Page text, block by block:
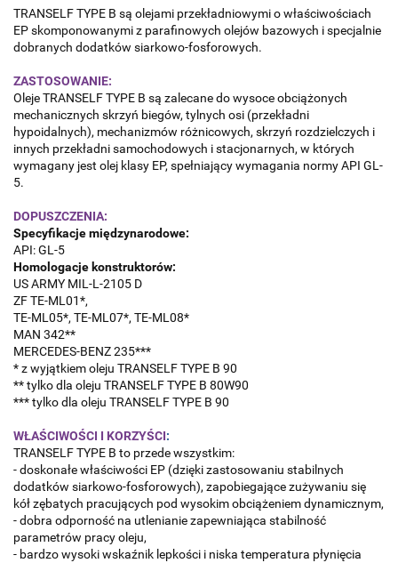
TRANSELF TYPE B są olejami przekładniowymi o właściwościach
EP skomponowanymi z parafinowych olejów bazowych i specjalnie
dobranych dodatków siarkowo-fosforowych.
ZASTOSOWANIE:
Oleje TRANSELF TYPE B są zalecane do wysoce obciążonych
mechanicznych skrzyń biegów, tylnych osi (przekładni
hypoidalnych), mechanizmów różnicowych, skrzyń rozdzielczych i
innych przekładni samochodowych i stacjonarnych, w których
wymagany jest olej klasy EP, spełniający wymagania normy API GL-
5.
DOPUSZCZENIA:
Specyfikacje międzynarodowe:
API: GL-5
Homologacje konstruktorów:
US ARMY MIL-L-2105 D
ZF TE-ML01*,
TE-ML05*, TE-ML07*, TE-ML08*
MAN 342**
MERCEDES-BENZ 235***
* z wyjątkiem oleju TRANSELF TYPE B 90
** tylko dla oleju TRANSELF TYPE B 80W90
*** tylko dla oleju TRANSELF TYPE B 90
WŁAŚCIWOŚCI I KORZYŚCI:
TRANSELF TYPE B to przede wszystkim:
- doskonałe właściwości EP (dzięki zastosowaniu stabilnych
dodatków siarkowo-fosforowych), zapobiegające zużywaniu się
kół zębatych pracujących pod wysokim obciążeniem dynamicznym,
- dobra odporność na utlenianie zapewniająca stabilność
parametrów pracy oleju,
- bardzo wysoki wskaźnik lepkości i niska temperatura płynięcia